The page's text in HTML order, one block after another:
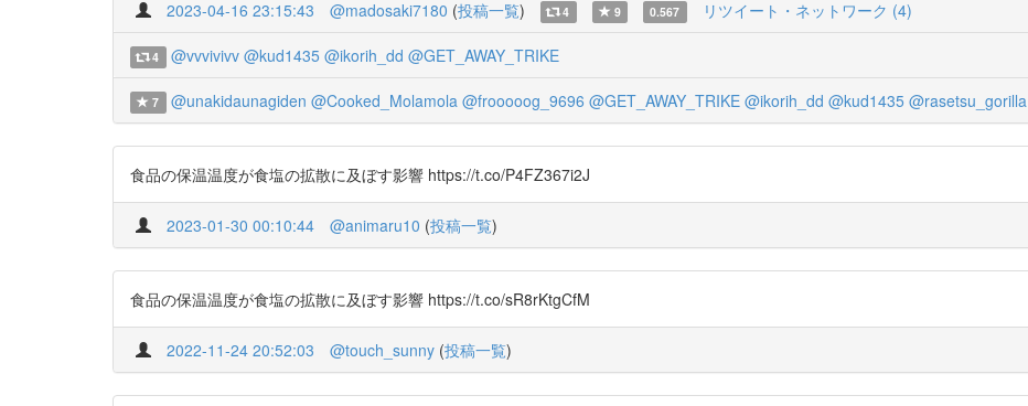
2023-04-16 23:15:43 @madosaki7180 (投稿一覧) 4 9 0.567 リツイート・ネットワーク (4)
4 @vvvivivv @kud1435 @ikorih_dd @GET_AWAY_TRIKE
7 @unakidaunagiden @Cooked_Molamola @frooooog_9696 @GET_AWAY_TRIKE @ikorih_dd @kud1435 @rasetsu_gorilla
食品の保温温度が食塩の拡散に及ぼす影響 https://t.co/P4FZ367i2J
2023-01-30 00:10:44 @animaru10 (投稿一覧)
食品の保温温度が食塩の拡散に及ぼす影響 https://t.co/sR8rKtgCfM
2022-11-24 20:52:03 @touch_sunny (投稿一覧)